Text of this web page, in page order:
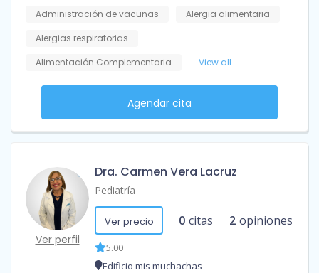
Administración de vacunas
Alergia alimentaria
Alergias respiratorias
Alimentación Complementaria
View all
Agendar cita
Ver perfil
Dra. Carmen Vera Lacruz
Pediatría
Ver precio 0 citas 2 opiniones
5.00
Edificio mis muchachas